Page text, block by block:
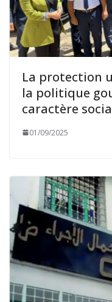
La protection
la politique
caractère
01/09/2025